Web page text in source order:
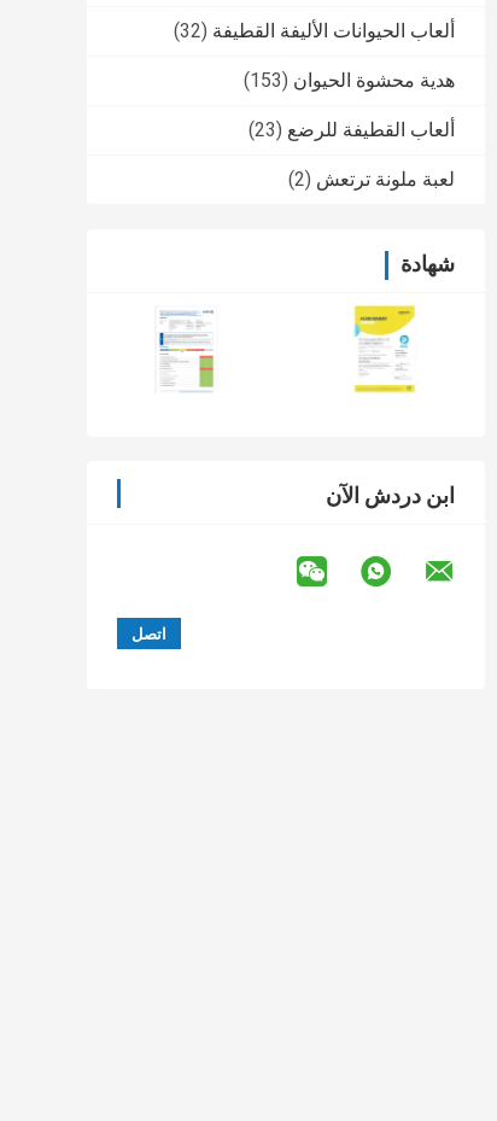
ألعاب الحيوانات الأليفة القطيفة (32)
هدية محشوة الحيوان (153)
ألعاب القطيفة للرضع (23)
لعبة ملونة ترتعش (2)
شهادة
ابن دردش الآن